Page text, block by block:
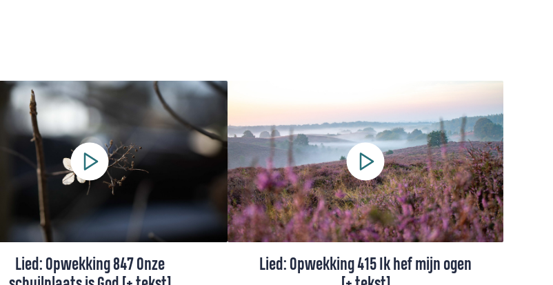
Lied: Opwekking 847 Onze
Lied: Opwekking 415 Ik hef mijn ogen